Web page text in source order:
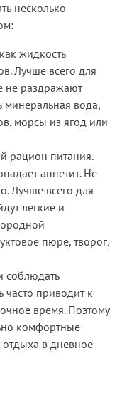
несколько
жидкость
Лучше всего для
не раздражают
минеральная вода,
морсы из ягод или
рацион питания.
аппетит. Не
Лучше всего для
легкие и
пюре, творог,
соблюдать
приводит к
время. Поэтому
комфортные
в дневное